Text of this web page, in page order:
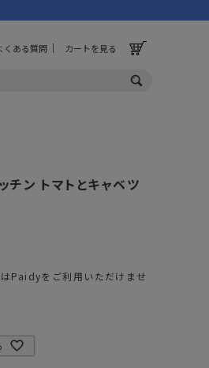
その他
チンツール
UNBY ORIGINAL
くある質問 カートを見る
ン トマトとキャベツ
Paidyをご利用いただけませ